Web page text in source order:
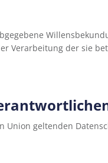
Verarbeitung der sie
geltenden